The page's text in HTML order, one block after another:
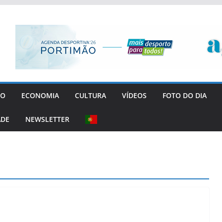
ECONOMIA CULTURA VÍDEOS FOTO DO DIA
NEWSLETTER